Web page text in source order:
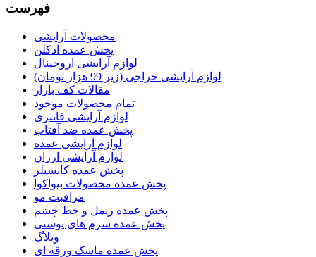
فهرست
محصولات آرایشی
پخش عمده ادکلن
لوازم آرایشی اروجینال
لوازم آرایشی حراجی (زیر 99 هزار تومان)
مقالات کف بازار
تمام محصولات موجود
لوازم آرایشی فانتزی
پخش عمده ضد آفتاب
لوازم آرایشی عمده
لوازم آرایشی ارزان
پخش عمده کانسیلر
پخش عمده محصولات بیوآکوا
مراقبت مو
پخش عمده ریمل و خط چشم
پخش عمده سرم های پوستی
وبلاگ
پخش عمده ماسک ورقه ای